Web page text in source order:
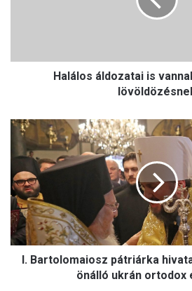
l
a
s
v
a
n
Halálos áldozatai is
I
B
r
t
o
l
o
I. Bartolomaiosz pátriárka
önálló ukrán ortodox